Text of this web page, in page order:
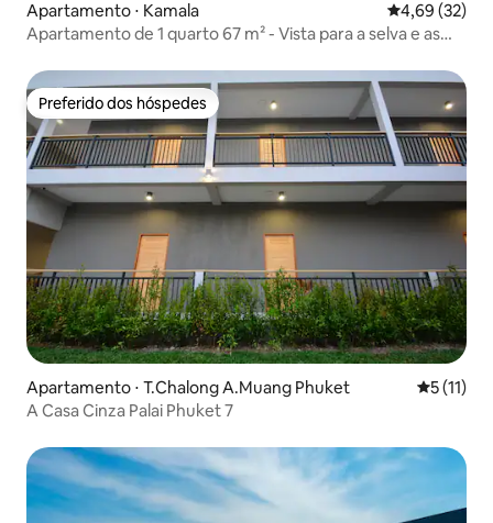
Apartamento ⋅ Kamala 4,69 de uma
4,69 (32)
Apartamento de 1 quarto 67 m² - Vista para a selva e as
Preferido dos hóspedes
Preferido dos hóspedes
Apartamento ⋅ T.Chalong A.Muang Phuket 5 de uma
5 (11)
A Casa Cinza Palai Phuket 7